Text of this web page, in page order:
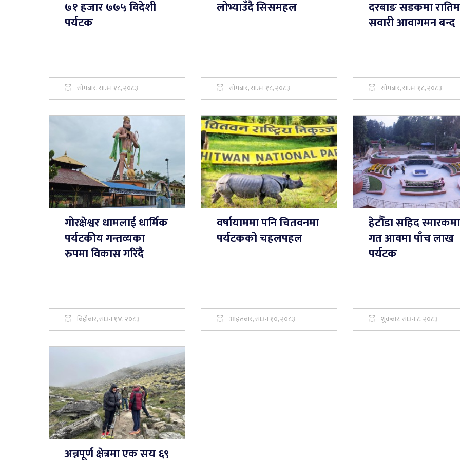
७१ हजार ७७५ विदेशी
पर्यटक
सोमबार, साउन १८, २०८३
लोभ्याउँदै सिसमहल
सोमबार, साउन १८, २०८३
दरबाङ सडकमा
सवारी आवागमन बन्द
सोमबार, साउन १८, २०८३
गोरक्षेश्वर धामलाई धार्मिक
पर्यटकीय गन्तव्यका
रुपमा विकास गरिँदै
बिहीबार, साउन १४, २०८३
वर्षायाममा पनि चितवनमा
पर्यटकको चहलपहल
आइतबार, साउन १०, २०८३
हेटौँडा सहिद स्मारकमा
गत आवमा पाँच लाख
पर्यटक
शुक्रबार, साउन ८, २०८३
अन्नपूर्ण क्षेत्रमा एक सय ६९